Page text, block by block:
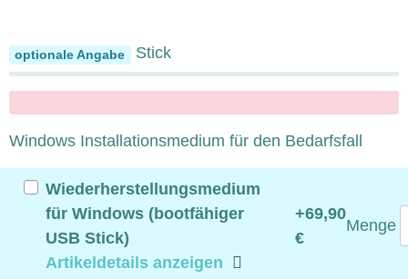
Bootfähiger USB Stick
optionale Angabe
x
Windows Installationsmedium für den Bedarfsfall
Wiederherstellungsmedium
für Windows (bootfähiger
USB Stick)
Artikeldetails anzeigen
+69,90
€
Menge